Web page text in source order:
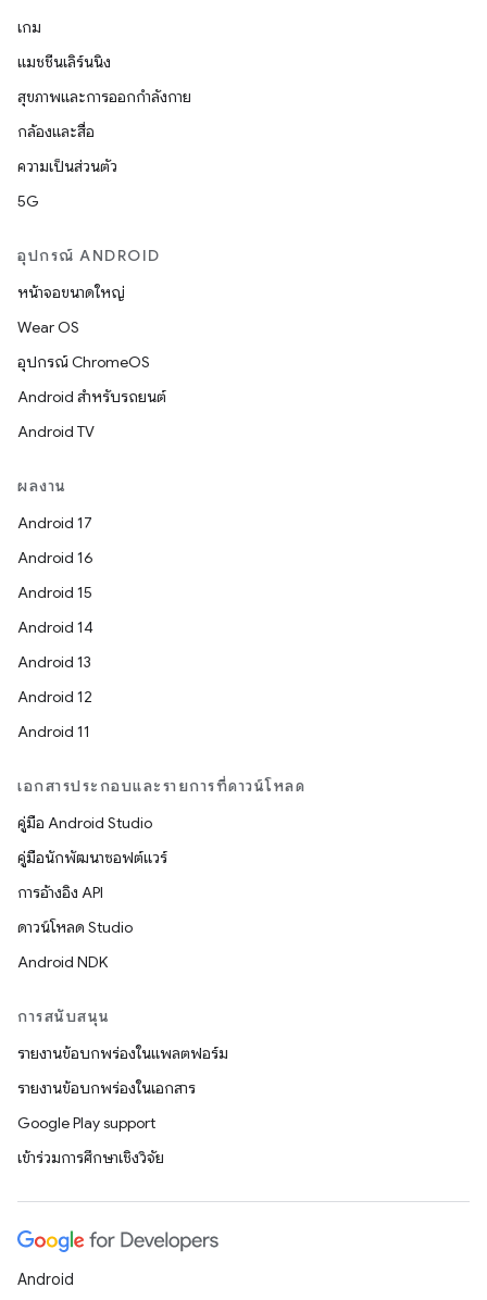
เกม
แมชชีนเลิร์นนิง
สุขภาพและการออกกำลังกาย
กล้องและสื่อ
ความเป็นส่วนตัว
5G
อุปกรณ์ ANDROID
หน้าจอขนาดใหญ่
Wear OS
อุปกรณ์ ChromeOS
Android สำหรับรถยนต์
Android TV
ผลงาน
Android 17
Android 16
Android 15
Android 14
Android 13
Android 12
Android 11
เอกสารประกอบและรายการที่ดาวน์โหลด
คู่มือ Android Studio
คู่มือนักพัฒนาซอฟต์แวร์
การอ้างอิง API
ดาวน์โหลด Studio
Android NDK
การสนับสนุน
รายงานข้อบกพร่องในแพลตฟอร์ม
รายงานข้อบกพร่องในเอกสาร
Google Play support
เข้าร่วมการศึกษาเชิงวิจัย
Android